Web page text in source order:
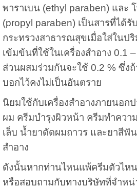
พาราเบน (ethyl paraben) และ
(propyl paraben) เป็นสารที่ได้รั
กระทรวงสาธารณสุขเมื่อใส่ใน
เข้มข้นที่ใช้ในเครื่องสำอาง 0.1
ส่วนผสมร่วมกันจะใช้ 0.2 % ซึ่ง
บอกไว้คงไม่เป็นอันตราย
นิยมใช้กับเครื่องสำอางภายนอก
ผม ครีมบำรุงผิวหน้า ครีมทำควา
เล็บ น้ำยาดัดผมถาวร และยาสีฟัน
สำอาง
ดังนั้นหากท่านไหนแพ้ครีมตัวไหน
หรือสอบถามกับทางบริษัทที่จำหน่